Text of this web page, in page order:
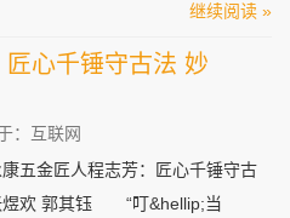
继续阅读 »
心千锤守古法 妙
：互联网
五金匠人程志芳：匠心千锤守古
欢 郭其钰 “叮&hellip;当